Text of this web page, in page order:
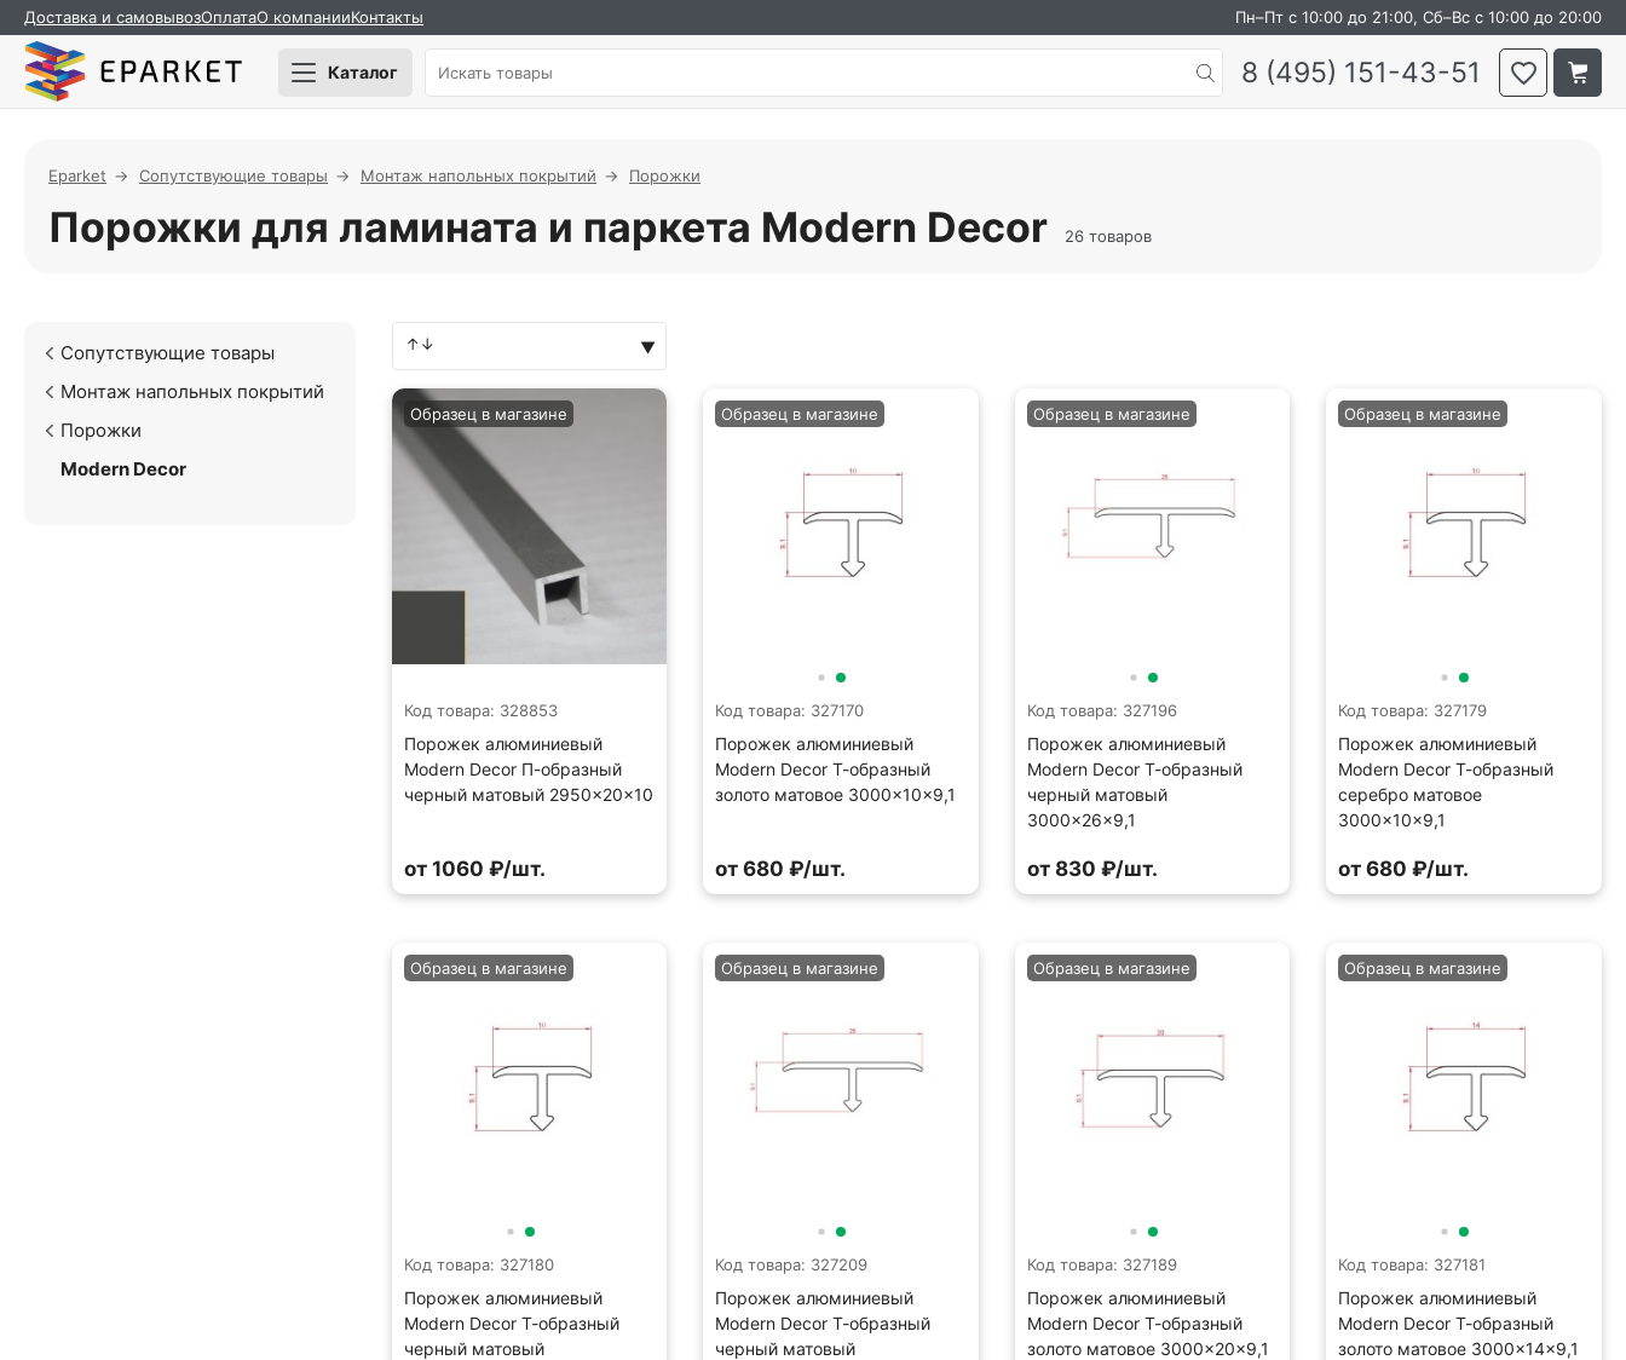
Доставка и самовывозОплатаО компанииКонтакты Пн–Пт с 10:00 до 21:00, Сб–Вс с 10:00 до 20:00
Каталог 8 (495) 151-43-51
Eparket Сопутствующие товары Монтаж напольных покрытий Порожки
Порожки для ламината и паркета Modern Decor 26 товаров
Сопутствующие товары
Монтаж напольных покрытий
Порожки
Modern Decor
Код товара: 328853
Порожек алюминиевый
Modern Decor П-образный
черный матовый 2950×20×10
Образец в магазине
от 1060 ₽/шт.
Код товара: 327170
Порожек алюминиевый
Modern Decor Т-образный
золото матовое 3000×10×9,1
Образец в магазине
от 680 ₽/шт.
Код товара: 327196
Порожек алюминиевый
Modern Decor Т-образный
черный матовый
3000×26×9,1
Образец в магазине
от 830 ₽/шт.
Код товара: 327179
Порожек алюминиевый
Modern Decor Т-образный
серебро матовое
3000×10×9,1
Образец в магазине
от 680 ₽/шт.
Код товара: 327180
Порожек алюминиевый
Modern Decor Т-образный
черный матовый
Образец в магазине
Код товара: 327209
Порожек алюминиевый
Modern Decor Т-образный
черный матовый
Образец в магазине
Код товара: 327189
Порожек алюминиевый
Modern Decor Т-образный
золото матовое 3000×20×9,1
Образец в магазине
Код товара: 327181
Порожек алюминиевый
Modern Decor Т-образный
золото матовое 3000×14×9,1
Образец в магазине